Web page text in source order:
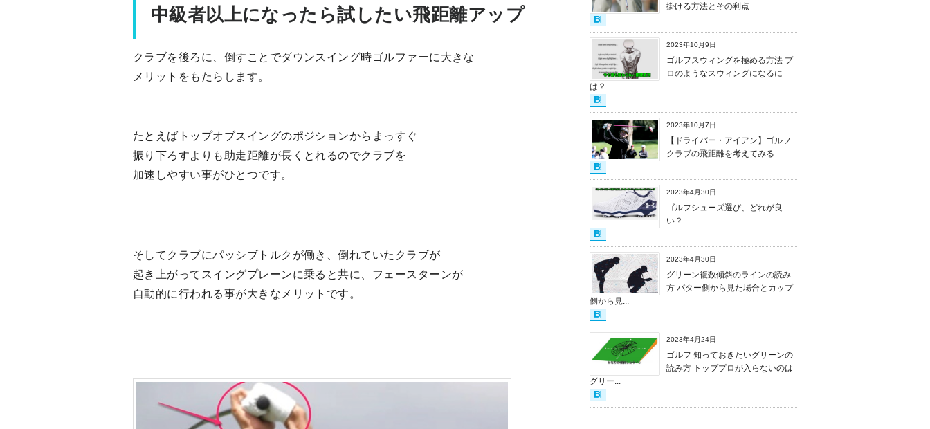
中級者以上になったら試したい飛距離アップ
クラブを後ろに、倒すことでダウンスイング時ゴルファーに大きな
メリットをもたらします。
たとえばトップオブスイングのポジションからまっすぐ
振り下ろすよりも助走距離が長くとれるのでクラブを
加速しやすい事がひとつです。
そしてクラブにパッシブトルクが働き、倒れていたクラブが
起き上がってスイングプレーンに乗ると共に、フェースターンが
自動的に行われる事が大きなメリットです。
掛ける方法とその利点
2023年10月9日
ゴルフスウィングを極める方法 プ
ロのようなスウィングになるに
は？
2023年10月7日
【ドライバー・アイアン】ゴルフ
クラブの飛距離を考えてみる
2023年4月30日
ゴルフシューズ選び、どれが良
い？
2023年4月30日
グリーン複数傾斜のラインの読み
方 パター側から見た場合とカップ
側から見...
2023年4月24日
ゴルフ 知っておきたいグリーンの
読み方 トッププロが入らないのは
グリー...